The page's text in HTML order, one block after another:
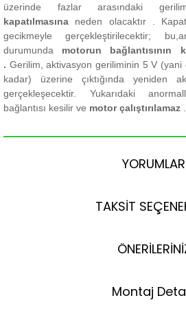
üzerinde fazlar arasındaki
kapatılmasına neden olacaktır .
gecikmeyle gerçekleştirilecektir; bu,
durumunda motorun bağlantısının
. Gerilim, aktivasyon geriliminin 5 V
kadar) üzerine çıktığında yeniden
gerçekleşecektir. Yukarıdaki
bağlantısı kesilir ve motor çalıştırılamaz
YORUMLAR
TAKSİT
Montaj